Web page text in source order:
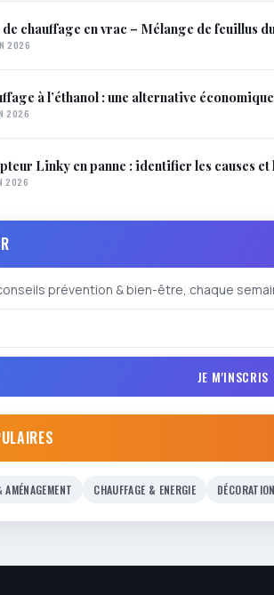
chauffage en vrac – Mélange de feuillus
2026
à l’éthanol : une alternative
2026
Linky en panne : identifier les causes
2026
prévention & bien-être, chaque
JE M'INSCRIS
CHAUFFAGE & ENERGIE